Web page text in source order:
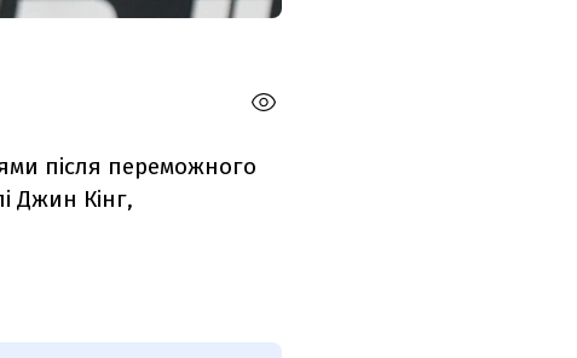
після переможного
Джин Кінг,